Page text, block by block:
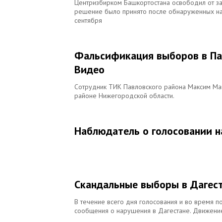
Центризбирком Башкортостана освободил от
решение было принято после обнаруженных
сентября
Фальсификация выборов в
Видео
Сотрудник ТИК Павловского района Максим
районе Нижегородской области.
Наблюдатель о голосовании
Скандальные выборы в
В течение всего дня голосования и во время
сообщения о нарушения в Дагестане.